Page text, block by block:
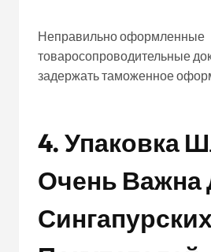
Неправильно оформленные
товаросопроводительные
задержать таможенное
4. Упаковка
Очень Важна
Сингапурских